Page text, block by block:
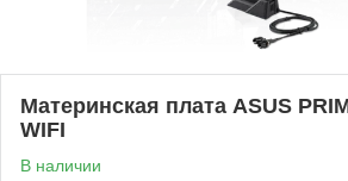
Материнская плата ASUS
WIFI
В наличии